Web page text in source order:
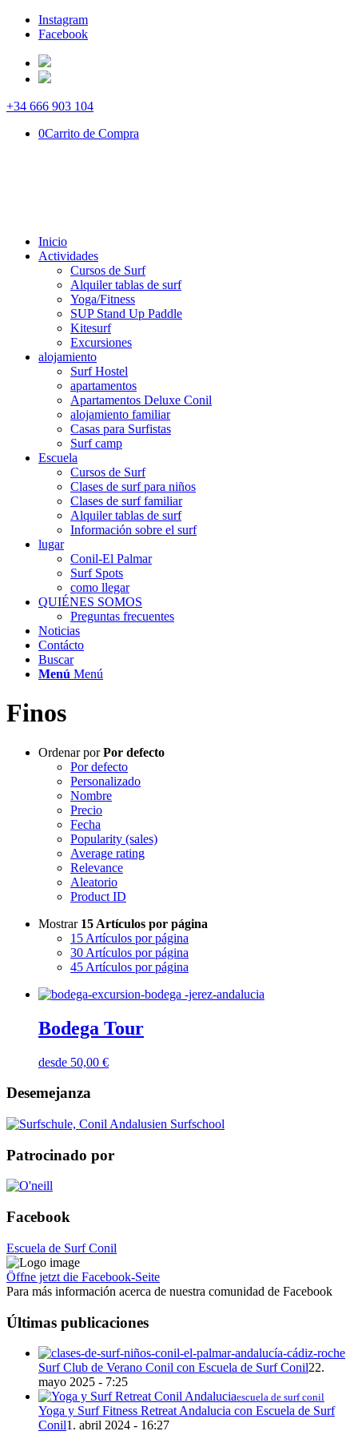
Instagram
Facebook
+34 666 903 104
0Carrito de Compra
Inicio
Actividades
Cursos de Surf
Alquiler tablas de surf
Yoga/Fitness
SUP Stand Up Paddle
Kitesurf
Excursiones
alojamiento
Surf Hostel
apartamentos
Apartamentos Deluxe Conil
alojamiento familiar
Casas para Surfistas
Surf camp
Escuela
Cursos de Surf
Clases de surf para niños
Clases de surf familiar
Alquiler tablas de surf
Información sobre el surf
lugar
Conil-El Palmar
Surf Spots
como llegar
QUIÉNES SOMOS
Preguntas frecuentes
Noticias
Contácto
Buscar
Menú Menú
Finos
Ordenar porPor defecto
Por defecto
Personalizado
Nombre
Precio
Fecha
Popularity (sales)
Average rating
Relevance
Aleatorio
Product ID
Mostrar 15 Artículos por página
15 Artículos por página
30 Artículos por página
45 Artículos por página
Bodega Tour
desde 50,00 €
Desemejanza
Patrocinado por
Facebook
Escuela de Surf Conil
Öffne jetzt die Facebook-Seite
Para más información acerca de nuestra comunidad de Facebook
Últimas publicaciones
Surf Club de Verano Conil con Escuela de Surf Conil22.
mayo 2025 - 7:25
escuela de surf conil
Yoga y Surf Fitness Retreat Andalucia con Escuela de Surf
Conil1. abril 2024 - 16:27